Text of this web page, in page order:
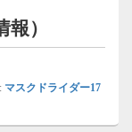
）
マスクドライダー17